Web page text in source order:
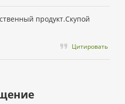
продукт.Скупой
Цитировать